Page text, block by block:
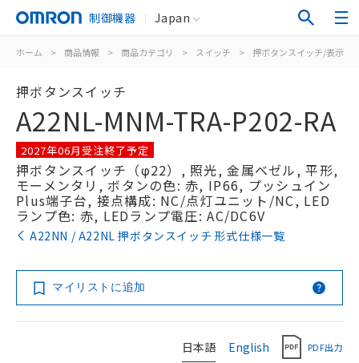
制御機器 Japan
ホーム > 商品情報 > 商品カテゴリ > スイッチ > 押ボタンスイッチ/表示灯
押ボタンスイッチ
A22NL-MNM-TRA-P202-RA
2027年06月受注終了予定
押ボタンスイッチ（φ22）, 照光, 金属ベゼル, 平形,
モーメンタリ, ボタンの色: 赤, IP66, プッシュイン
Plus端子台, 接点構成: NC/点灯ユニット/NC, LED
ランプ色: 赤, LEDランプ電圧: AC/DC6V
A22NN / A22NL 押ボタンスイッチ 形式仕様一覧
マイリストに追加
日本語 English PDF出力